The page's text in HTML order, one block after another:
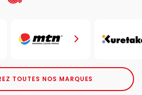
TOUTES NOS MARQUES